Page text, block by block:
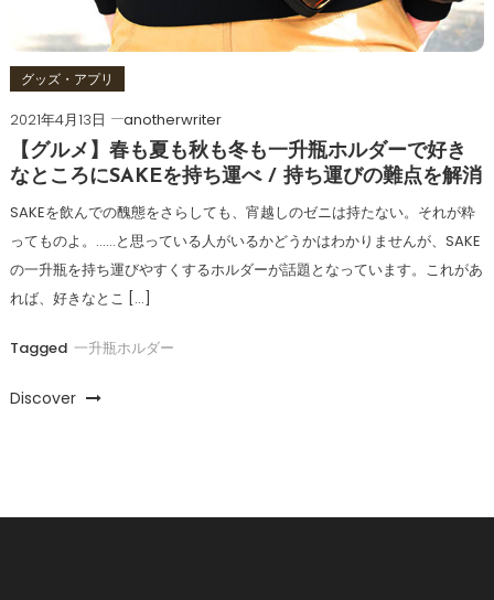
グッズ・アプリ
2021年4月13日
anotherwriter
【グルメ】春も夏も秋も冬も一升瓶ホルダーで好き
なところにSAKEを持ち運べ / 持ち運びの難点を解消
SAKEを飲んでの醜態をさらしても、宵越しのゼニは持たない。それが粋
ってものよ。……と思っている人がいるかどうかはわかりませんが、SAKE
の一升瓶を持ち運びやすくするホルダーが話題となっています。これがあ
れば、好きなとこ […]
Tagged 一升瓶ホルダー
Discover